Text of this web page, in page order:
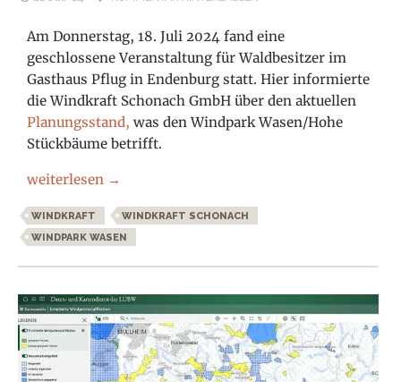
Am Donnerstag, 18. Juli 2024 fand eine
geschlossene Veranstaltung für Waldbesitzer im
Gasthaus Pflug in Endenburg statt. Hier informierte
die Windkraft Schonach GmbH über den aktuellen
Planungsstand,was den Windpark Wasen/Hohe
Stückbäume betrifft.
Windpark Wasen/Hohe Stückbäume – Infos gab es nur
weiterlesen →
WINDKRAFT
WINDKRAFT SCHONACH
WINDPARK WASEN